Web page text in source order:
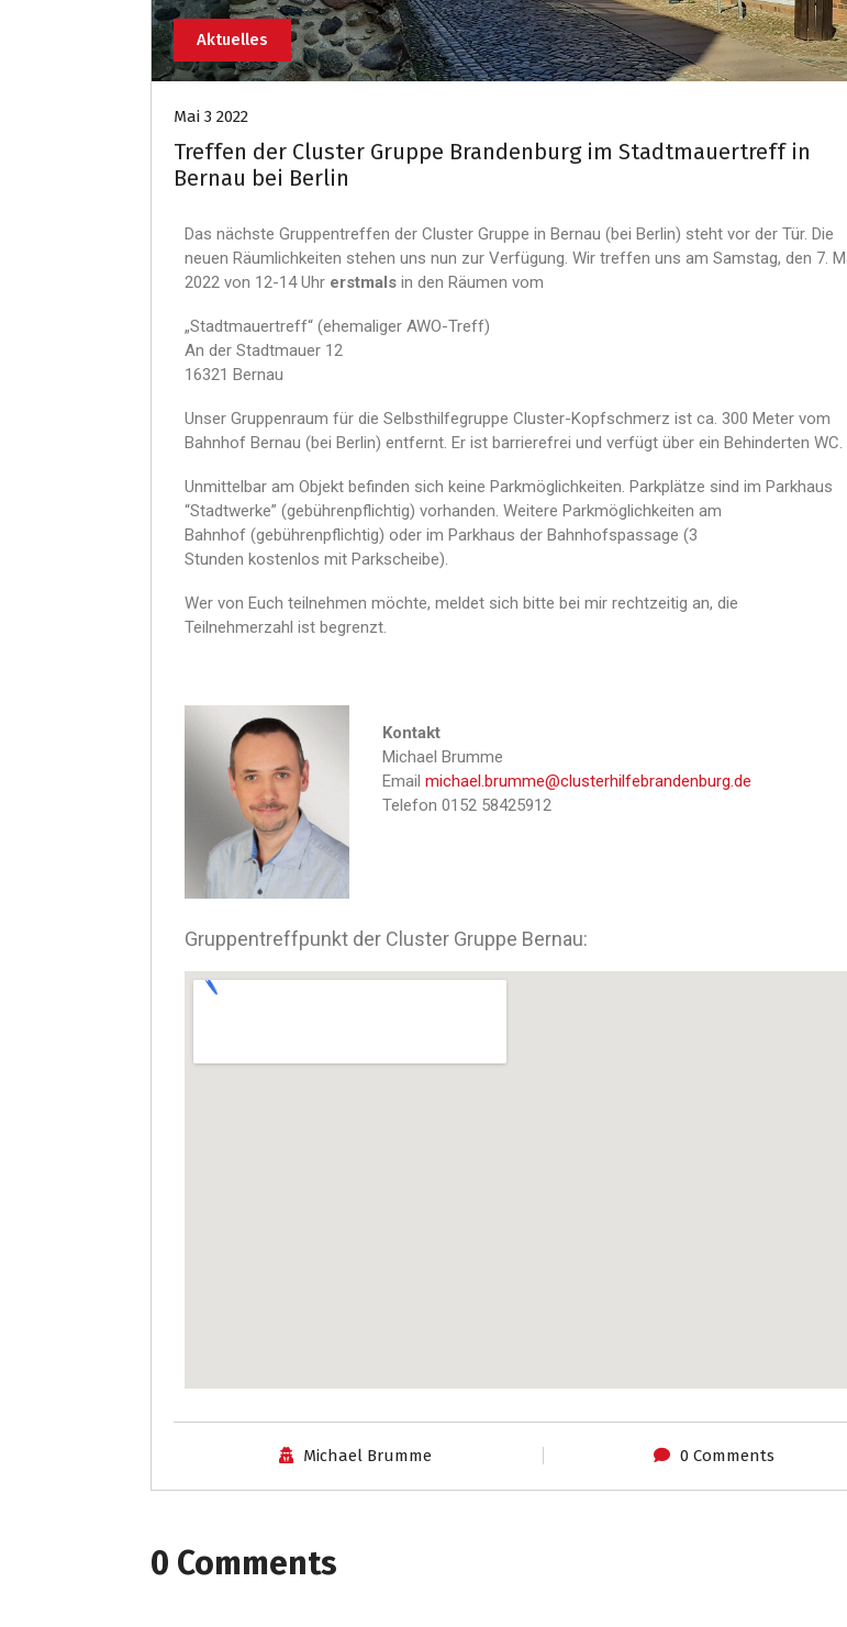
Aktuelles
Mai 3 2022
Treffen der Cluster Gruppe Brandenburg im Stadtmauertreff in
Bernau bei Berlin
Das nächste Gruppentreffen der Cluster Gruppe in Bernau (bei Berlin) steht vor der Tür. Die
neuen Räumlichkeiten stehen uns nun zur Verfügung. Wir treffen uns am Samstag, den 7.
2022 von 12-14 Uhr erstmals in den Räumen vom
„Stadtmauertreff“ (ehemaliger AWO-Treff)
An der Stadtmauer 12
16321 Bernau
Unser Gruppenraum für die Selbsthilfegruppe Cluster-Kopfschmerz ist ca. 300 Meter vom
Bahnhof Bernau (bei Berlin) entfernt. Er ist barrierefrei und verfügt über ein Behinderten WC.
Unmittelbar am Objekt befinden sich keine Parkmöglichkeiten. Parkplätze sind im Parkhaus
“Stadtwerke” (gebührenpflichtig) vorhanden. Weitere Parkmöglichkeiten am
Bahnhof (gebührenpflichtig) oder im Parkhaus der Bahnhofspassage (3
Stunden kostenlos mit Parkscheibe).
Wer von Euch teilnehmen möchte, meldet sich bitte bei mir rechtzeitig an, die
Teilnehmerzahl ist begrenzt.
Kontakt
Michael Brumme
Email michael.brumme@clusterhilfebrandenburg.de
Telefon 0152 58425912
Gruppentreffpunkt der Cluster Gruppe Bernau:
Michael Brumme 0 Comments
0 Comments